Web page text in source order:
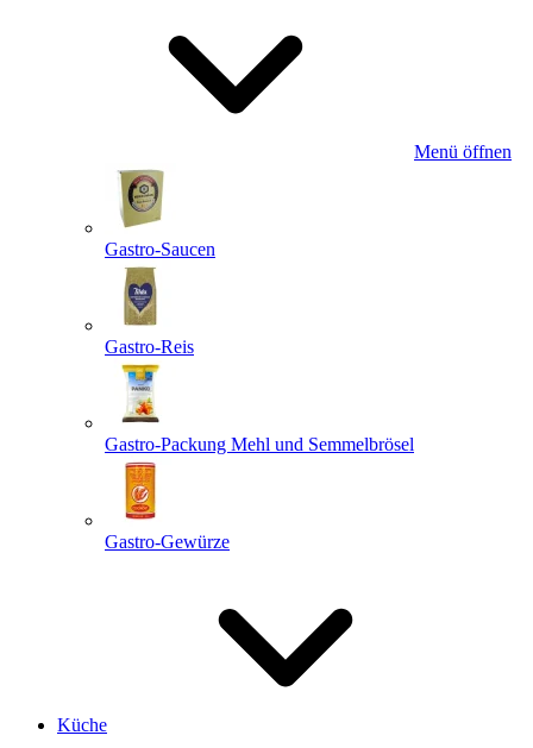
Menü öffnen
Gastro-Saucen
Gastro-Reis
Gastro-Packung Mehl und Semmelbrösel
Gastro-Gewürze
Küche